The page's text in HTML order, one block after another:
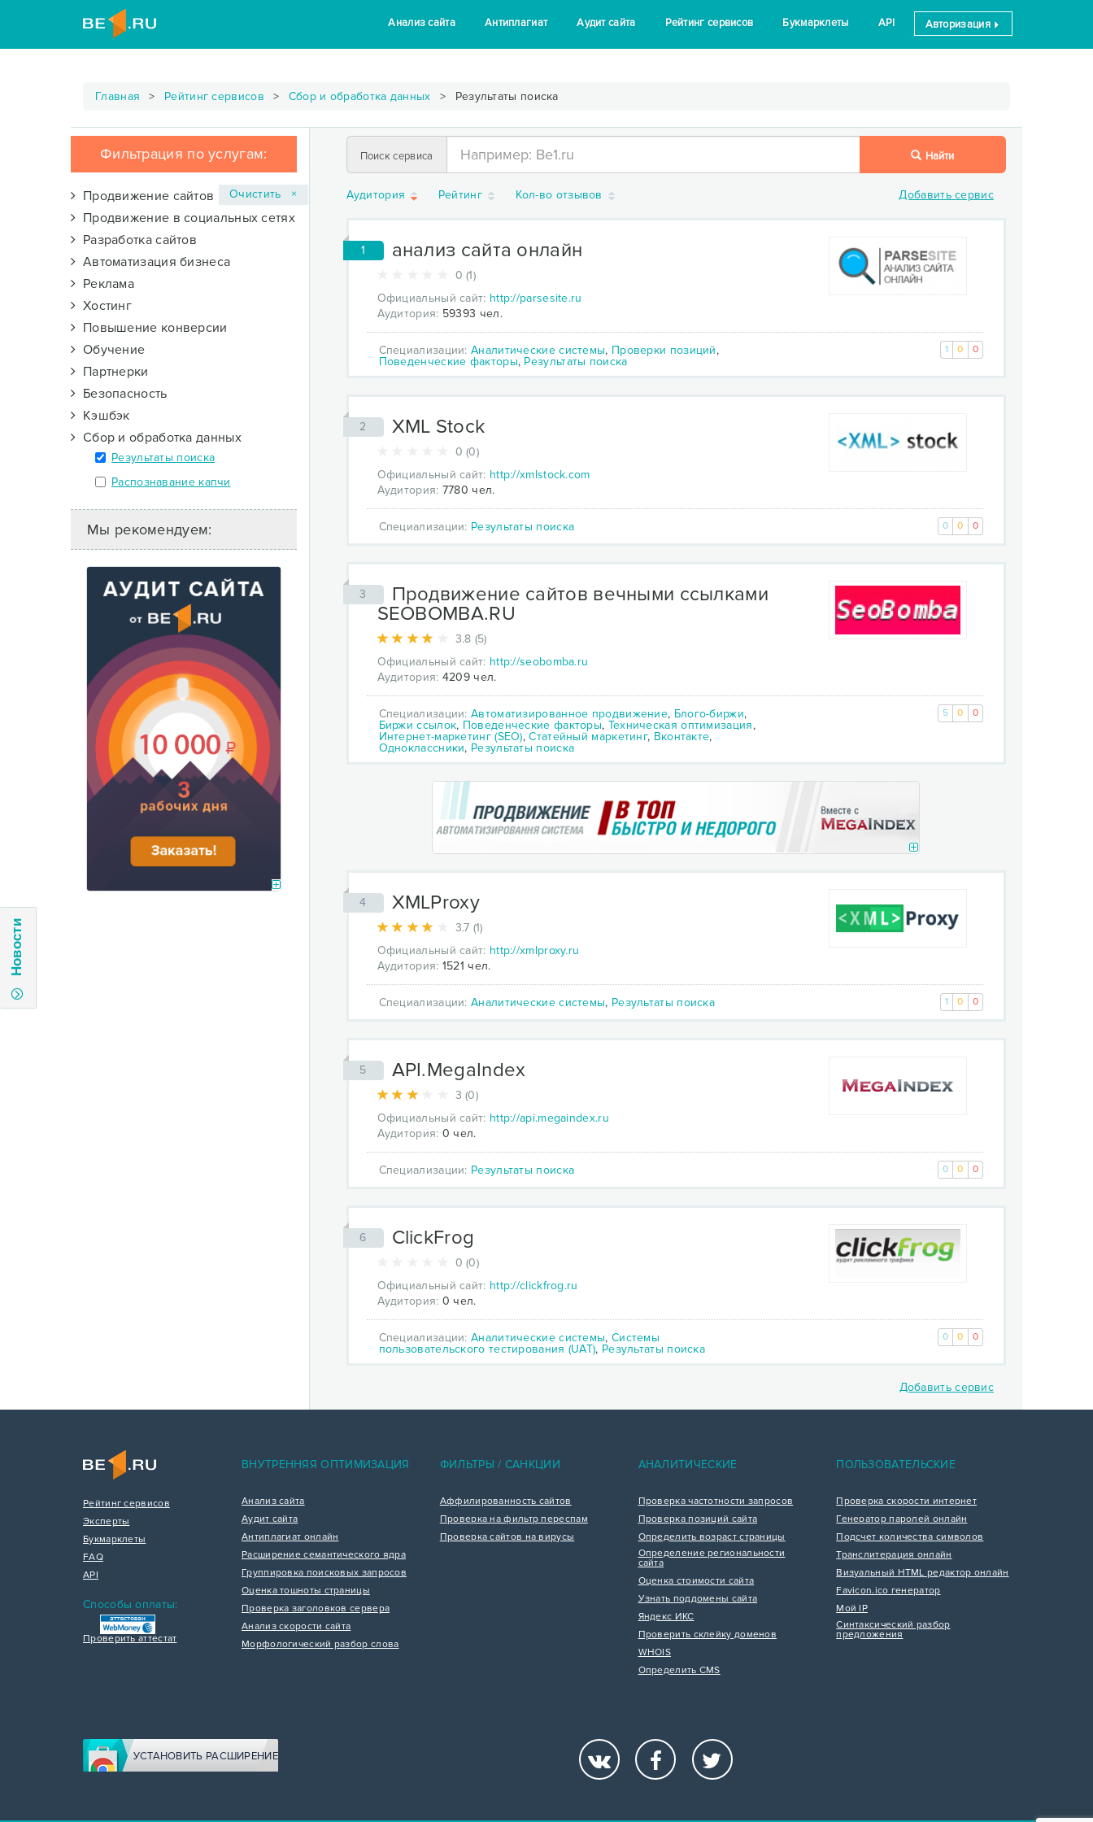
Анализ сайта Антиплагиат Аудит сайта Рейтинг сервисов Букмарклеты API Авторизация
Новости
Главная Рейтинг сервисов Сбор и обработка данных Результаты поиска
Фильтрация по услугам:
Продвижение сайтов
Продвижение в социальных сетях
Разработка сайтов
Автоматизация бизнеса
Реклама
Хостинг
Повышение конверсии
Обучение
Партнерки
Безопасность
Кэшбэк
Сбор и обработка данных
Результаты поиска
Распознавание капчи
Очистить ×
Мы рекомендуем:
Поиск сервиса Найти
Аудитория Рейтинг Кол-во отзывов Добавить сервис
1 анализ сайта онлайн
0 (1)
Официальный сайт: http://parsesite.ru
Аудитория: 59393 чел.
Специализации:Аналитические системы, Проверки позиций,
Поведенческие факторы, Результаты поиска
1 0 0
2 XML Stock
0 (0)
Официальный сайт: http://xmlstock.com
Аудитория: 7780 чел.
Специализации: Результаты поиска 0 0 0
3
Продвижение сайтов вечными ссылками
SEOBOMBA.RU
3.8 (5)
Официальный сайт: http://seobomba.ru
Аудитория: 4209 чел.
Специализации:Автоматизированное продвижение, Блого-биржи,
Биржи ссылок, Поведенческие факторы, Техническая оптимизация,
Интернет-маркетинг (SEO),Статейный маркетинг, Вконтакте,
Одноклассники, Результаты поиска
5 0 0
4 XMLProxy
3.7 (1)
Официальный сайт: http://xmlproxy.ru
Аудитория: 1521 чел.
Специализации:Аналитические системы, Результаты поиска 1 0 0
5 API.MegaIndex
3 (0)
Официальный сайт: http://api.megaindex.ru
Аудитория: 0 чел.
Специализации: Результаты поиска 0 0 0
6 СlickFrog
0 (0)
Официальный сайт: http://clickfrog.ru
Аудитория: 0 чел.
Специализации:Аналитические системы, Системы
пользовательского тестирования (UAT), Результаты поиска
0 0 0
Добавить сервис
Рейтинг сервисов
Эксперты
Букмарклеты
FAQ
API
Способы оплаты:
Проверить аттестат
ВНУТРЕННЯЯ ОПТИМИЗАЦИЯ
Анализ сайта
Аудит сайта
Антиплагиат онлайн
Расширение семантического ядра
Группировка поисковых запросов
Оценка тошноты страницы
Проверка заголовков сервера
Анализ скорости сайта
Морфологический разбор слова
ФИЛЬТРЫ / САНКЦИИ
Аффилированность сайтов
Проверка на фильтр переспам
Проверка сайтов на вирусы
АНАЛИТИЧЕСКИЕ
Проверка частотности запросов
Проверка позиций сайта
Определить возраст страницы
Определение региональности
сайта
Оценка стоимости сайта
Узнать поддомены сайта
Яндекс ИКС
Проверить склейку доменов
WHOIS
Определить CMS
ПОЛЬЗОВАТЕЛЬСКИЕ
Проверка скорости интернет
Генератор паролей онлайн
Подсчет количества символов
Транслитерация онлайн
Визуальный HTML редактор онлайн
Favicon.ico генератор
Мой IP
Синтаксический разбор
предложения
УСТАНОВИТЬ РАСШИРЕНИЕ